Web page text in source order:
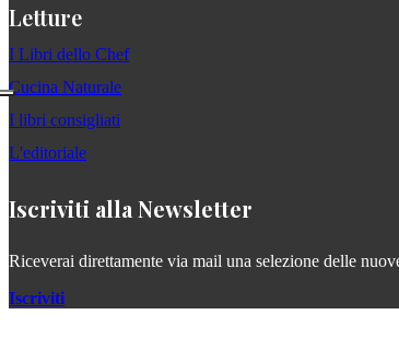
Letture
I Libri dello Chef
Cucina Naturale
I libri consigliati
L'editoriale
Iscriviti alla Newsletter
Riceverai direttamente via mail una selezione delle
Iscriviti